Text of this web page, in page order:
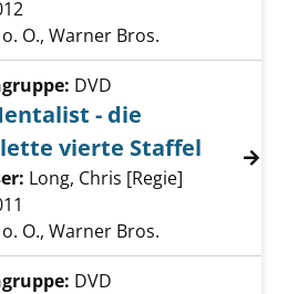
o. O., Warner Bros.
von The Mentalist - die
DVD
- die
vierte Staffel
Long, Chris [Regie]
o. O., Warner Bros.
DVD